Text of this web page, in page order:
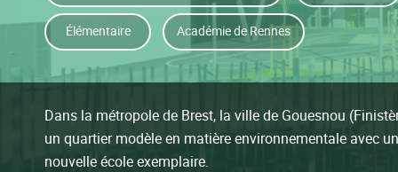
Élémentaire Académie de Rennes
Dans la métropole de Brest, la ville de Gouesnou
un quartier modèle en matière environnementale avec
nouvelle école exemplaire.